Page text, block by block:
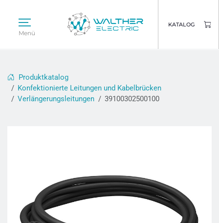
Menü
KATALOG
Produktkatalog
Konfektionierte Leitungen und Kabelbrücken
Verlängerungsleitungen
39100302500100